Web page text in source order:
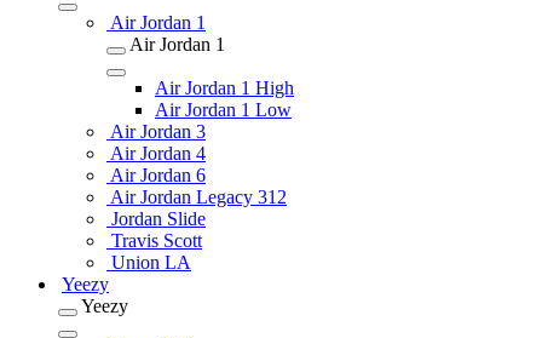
Air Jordan 1
Air Jordan 1
Air Jordan 1 High
Air Jordan 1 Low
Air Jordan 3
Air Jordan 4
Air Jordan 6
Air Jordan Legacy 312
Jordan Slide
Travis Scott
Union LA
Yeezy
Yeezy